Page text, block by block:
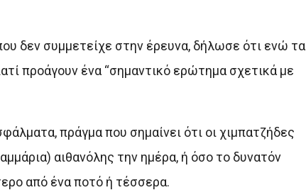
δεν συμμετείχε στην έρευνα, δήλωσε ότι ενώ τα
προάγουν ένα “σημαντικό ερώτημα σχετικά με
πράγμα που σημαίνει ότι οι χιμπατζήδες
αιθανόλης την ημέρα, ή όσο το δυνατόν
από ένα ποτό ή τέσσερα.